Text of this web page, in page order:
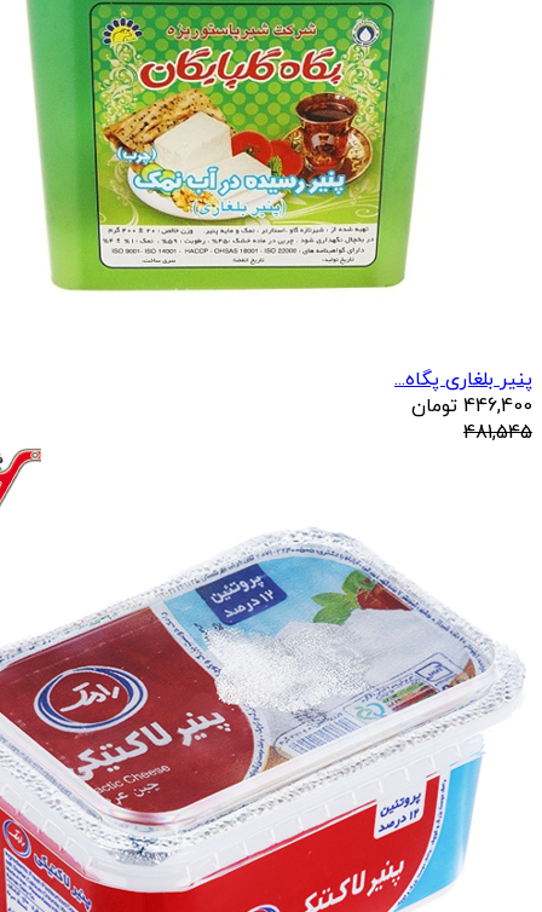
پنیر بلغاری پگاه...
446,400 تومان
481,545